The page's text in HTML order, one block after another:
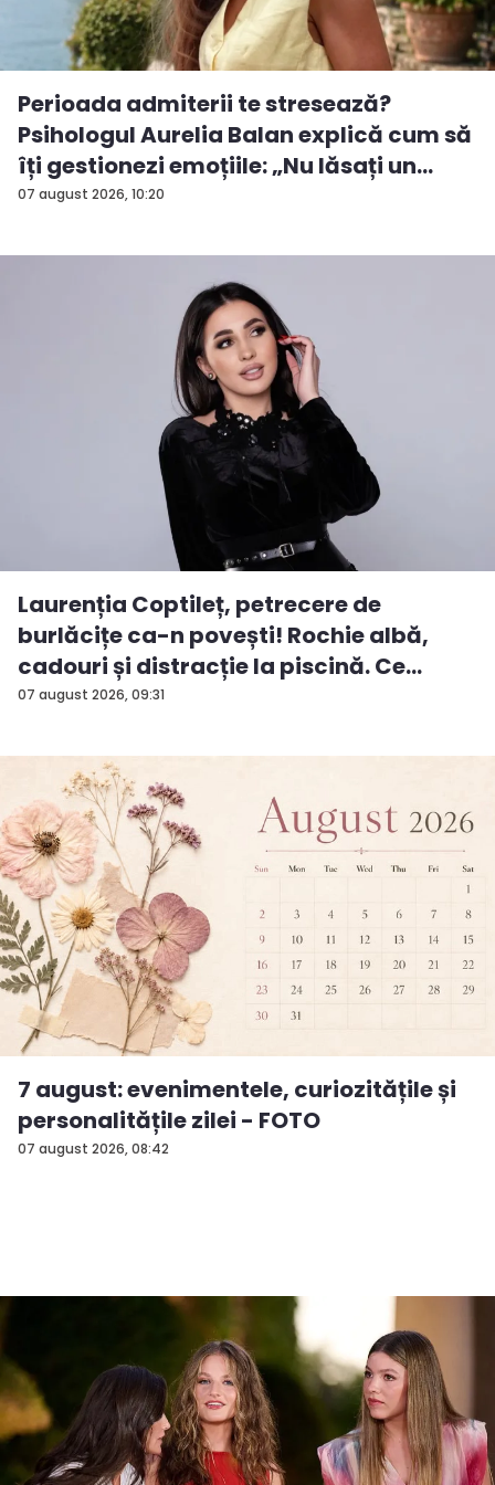
07 august 2026, 10:20
Perioada admiterii te stresează?
Psihologul Aurelia Balan explică cum să
îți gestionezi emoțiile: „Nu lăsați un
rezu...
07 august 2026, 09:31
Laurenția Coptileț, petrecere de
burlăcițe ca-n povești! Rochie albă,
cadouri și distracție la piscină. Ce
surp...
07 august 2026, 08:42
7 august: evenimentele, curiozitățile și
personalitățile zilei - FOTO